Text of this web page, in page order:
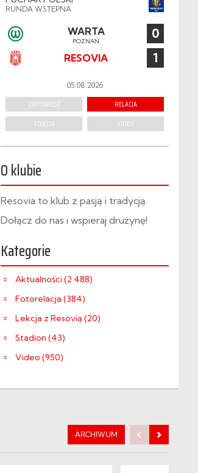
RUNDA WSTĘPNA
WARTA
POZNAŃ 0
RESOVIA 1
05.08.2026
ZAPOWIEDŹ
RELACJA
ZDJĘCIA
VIDEO
O klubie
Resovia to klub z pasją i tradycją.
Dołącz do nas i wspieraj drużynę!
Kategorie
Aktualności (2 488)
Fotorelacja (384)
Lekcja z Resovią (20)
Stadion (43)
Video (950)
ARCHIWUM